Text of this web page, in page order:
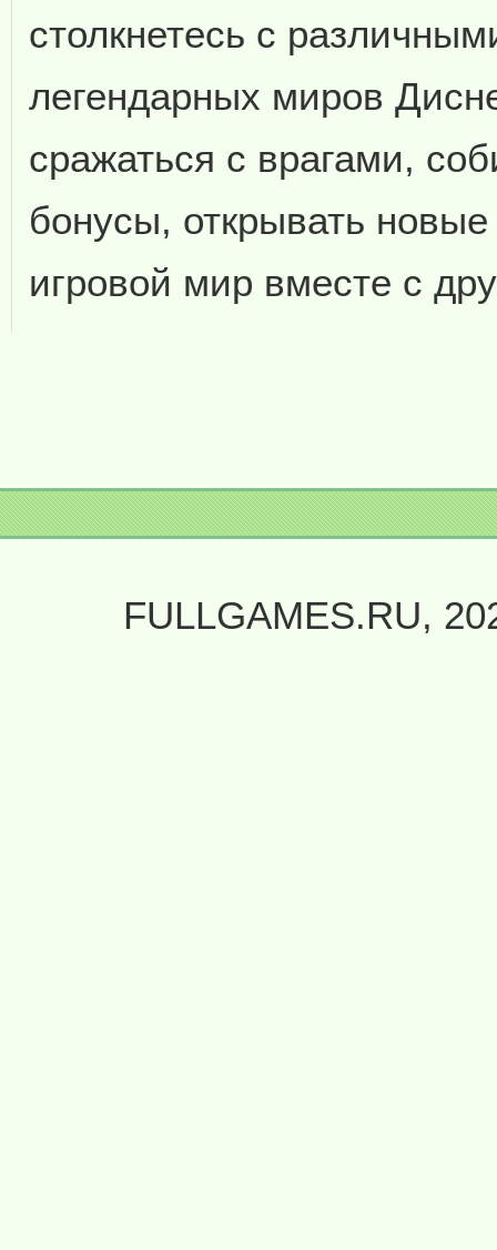
столкнетесь с
легендарных миров
сражаться с врагами,
бонусы, открывать
игровой мир вместе с
FULLGAMES.RU,